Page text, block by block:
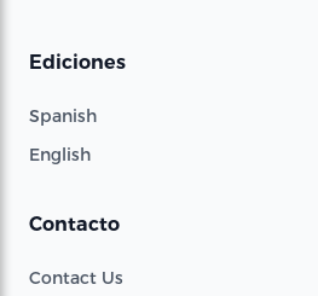
Ediciones
Spanish
English
Contacto
Contact Us